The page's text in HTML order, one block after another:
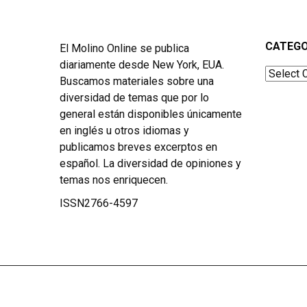
El Molino Online se publica
diariamente desde New York, EUA.
Buscamos materiales sobre una
diversidad de temas que por lo
general están disponibles únicamente
en inglés u otros idiomas y
publicamos breves excerptos en
español. La diversidad de opiniones y
temas nos enriquecen.
ISSN2766-4597